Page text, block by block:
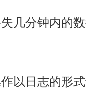
几分钟内的
以日志的形